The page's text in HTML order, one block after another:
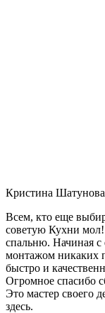
Кристина Шатунова
Всем, кто еще
советую Кухни
спальню. Начиная с
монтажом никаких
быстро и
Огромное спасибо
Это мастер своего
здесь.